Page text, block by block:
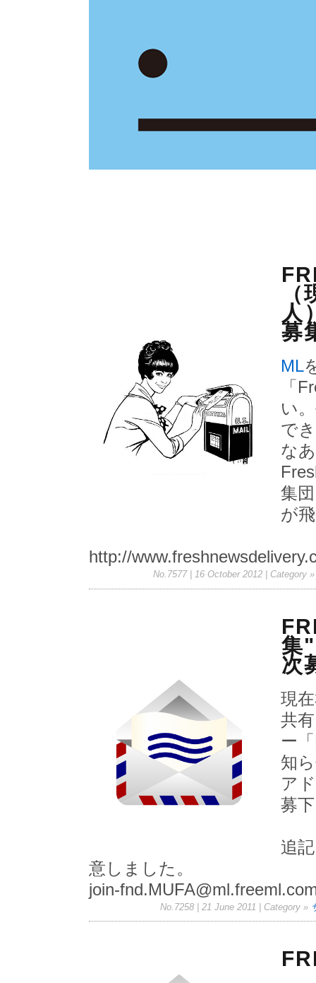
人
募
ML
「
い
で
な
集
が
http://
No.7577 | 16 October 2012 | Category
集
次
現
共
ー「
知
ア
募
追
意しました。
join-
No.7258 | 21 June 2011 | Category »